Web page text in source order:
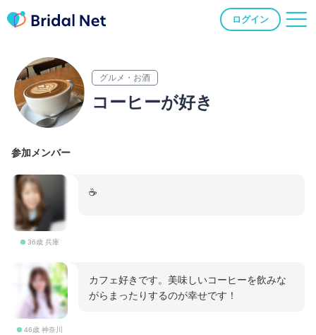
ログイン
グルメ・お酒
コーヒーが好き
参加メンバー
36歳 兵庫
☕️
46歳 神奈川
カフェ好きです。美味しいコーヒーを飲みな
がらまったりするのが幸せです！